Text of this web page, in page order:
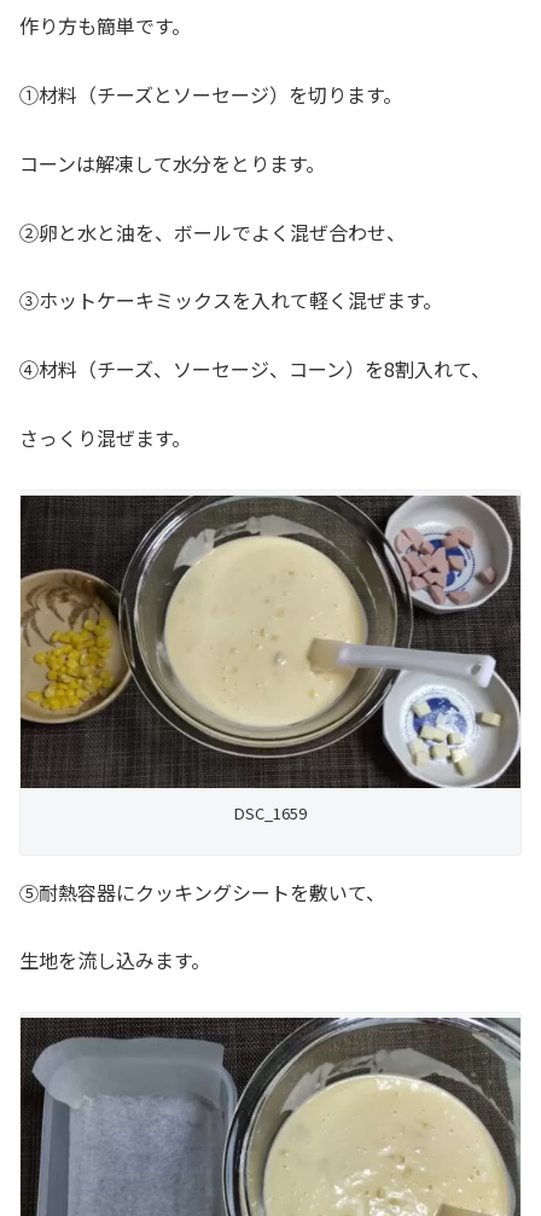
作り方も簡単です。
①材料（チーズとソーセージ）を切ります。
コーンは解凍して水分をとります。
②卵と水と油を、ボールでよく混ぜ合わせ、
③ホットケーキミックスを入れて軽く混ぜます。
④材料（チーズ、ソーセージ、コーン）を8割入れて、
さっくり混ぜます。
DSC_1659
⑤耐熱容器にクッキングシートを敷いて、
生地を流し込みます。